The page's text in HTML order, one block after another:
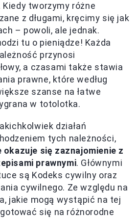
Kiedy tworzymy różne
z długami, kręcimy się jak
– powoli, ale jednak.
tu o pieniądze! Każda
przynosi
a czasami także stawia
prawne, które według
szanse na łatwe
w totolotka.
działań
tych należności,
się zaznajomienie z
prawnymi. Głównymi
są Kodeks cywilny oraz
cywilnego. Ze względu na
jakie mogą wystąpić na tej
się na różnorodne